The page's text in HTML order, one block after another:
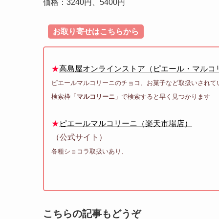
価格：3240円、5400円
お取り寄せはこちらから
★高島屋オンラインストア（ピエール・マルコ
ピエールマルコリーニのチョコ、お菓子など取扱いされて
検索枠「 マルコリーニ 」で検索すると早く見つかります
★ ピエールマルコリーニ（楽天市場店）
（公式サイト）
各種ショコラ取扱いあり、
こちらの記事もどうぞ